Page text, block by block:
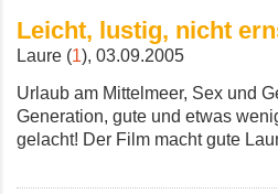
Leicht, lustig, nicht
Laure (1), 03.09.2005
Urlaub am Mittelmeer, Sex und
Generation, gute und etwas
gelacht! Der Film macht gute